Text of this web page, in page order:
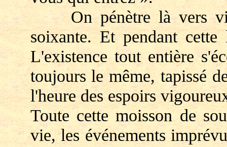
On pénètre là vers
soixante. Et pendant
L'existence tout entière
toujours le même, tapissé
l'heure des espoirs
Toute cette moisson de
vie, les événements